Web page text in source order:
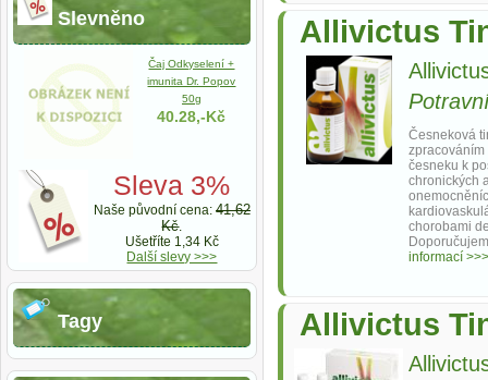
Allivictus
Česneková
zpracováním
česneku k
chronických
chorobami
informací >>>
Allivictus
Slevněno
Čaj Odkyselení +
imunita Dr. Popov
50g
40.28,-Kč
Sleva 3%
Naše původní cena: 41,62
Kč.
Ušetříte 1,34 Kč
Další slevy >>>
Tagy